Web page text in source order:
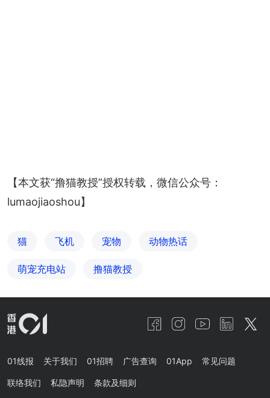
【本文获“撸猫教授”授权转载，微信公众号：
lumaojiaoshou】
猫 飞机 宠物 动物热话
萌宠充电站 撸猫教授
01线报 关于我们 01招聘 广告查询 01App 常见问题
联络我们 私隐声明 条款及细则